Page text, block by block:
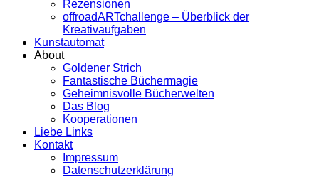
Rezensionen
offroadARTchallenge – Überblick der
Kreativaufgaben
Kunstautomat
About
Goldener Strich
Fantastische Büchermagie
Geheimnisvolle Bücherwelten
Das Blog
Kooperationen
Liebe Links
Kontakt
Impressum
Datenschutzerklärung